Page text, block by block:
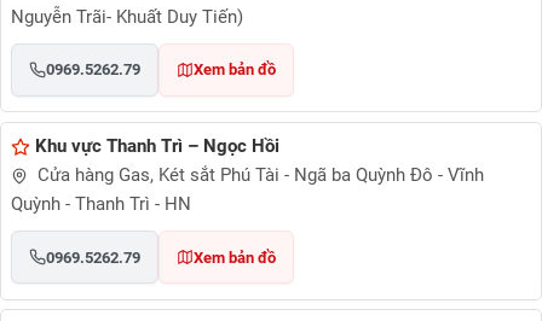
Nguyễn Trãi- Khuất Duy Tiến)
0969.5262.79 Xem bản đồ
Khu vực Thanh Trì – Ngọc Hồi
Cửa hàng Gas, Két sắt Phú Tài - Ngã ba Quỳnh Đô - Vĩnh
Quỳnh - Thanh Trì - HN
0969.5262.79 Xem bản đồ